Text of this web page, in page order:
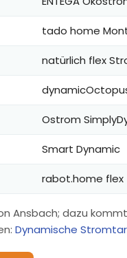
tado home
natürlich flex
Ostrom
Smart Dynamic
rabot.home flex
Ansbach; dazu
Dynamische